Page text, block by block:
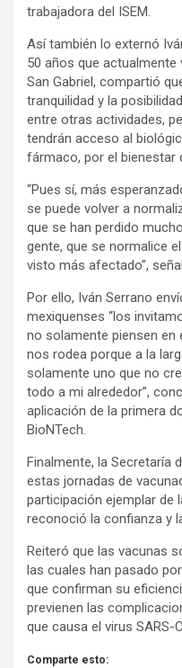
trabajadora del ISEM.
Así también lo externó
50 años que actualmente
San Gabriel, compartió
tranquilidad y la
entre otras actividades,
tendrán acceso al
fármaco, por el bienestar
“Pues sí, más
se puede volver a
que se han perdido
gente, que se normalice
visto más afectado”,
Por ello, Iván Serrano
mexiquenses “los
no solamente piensen en
nos rodea porque a la
solamente uno que no
todo a mi alrededor”,
aplicación de la primera
BioNTech.
Finalmente, la Secretaría
estas jornadas de
participación ejemplar de
reconoció la confianza y
Reiteró que las vacunas
las cuales han pasado
que confirman su
previenen las
que causa el virus SARS-
Comparte esto: